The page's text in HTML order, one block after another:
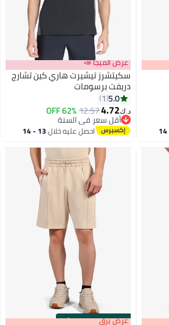
13 - 14
عرض الميجا 📣
سكيتشرز تيشيرت هاري كين تشارج
دريفت برسومات
5.0
1
د.ك‏4.72
12.57
62% OFF
أقل سعر في السنة
أقل سعر في السنة
احصل عليه خلال 13 - 14
00m:00s
·
100% Left عرض برق